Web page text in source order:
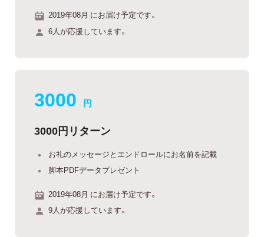
2019年08月 にお届け予定です。
6人が応援しています。
3000 円
3000円リターン
お礼のメッセージとエンドロールにお名前を記載
脚本PDFデータプレゼント
2019年08月 にお届け予定です。
9人が応援しています。